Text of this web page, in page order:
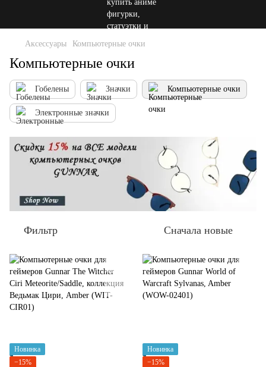
Аксессуары Компьютерные очки
Компьютерные очки
Гобелены Значки Компьютерные очки
Электронные значки
Фильтр Сначала новые
Новинка
−15%
Новинка
−15%